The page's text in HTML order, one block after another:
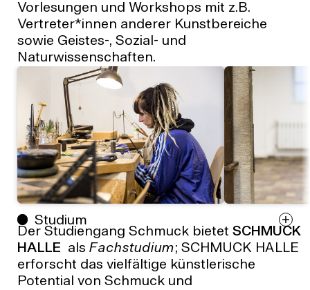
Vorlesungen und Workshops mit z.B.
Vertreter*innen anderer Kunstbereiche
sowie Geistes-, Sozial- und
Naturwissenschaften.
Studium
Der Studiengang Schmuck bietet SCHMUCK
HALLE als Fachstudium; SCHMUCK HALLE
erforscht das vielfältige künstlerische
Potential von Schmuck und